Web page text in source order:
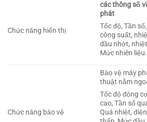
Chức năng hiển thị
các thông số
phát
Tốc độ, Tần
công suất,
dầu nhớt,
Mức nhiên
Chức năng bảo vệ
Bảo vệ máy
thuật nằm
Tốc độ động
cao, Tần số
Quá nhiệt,